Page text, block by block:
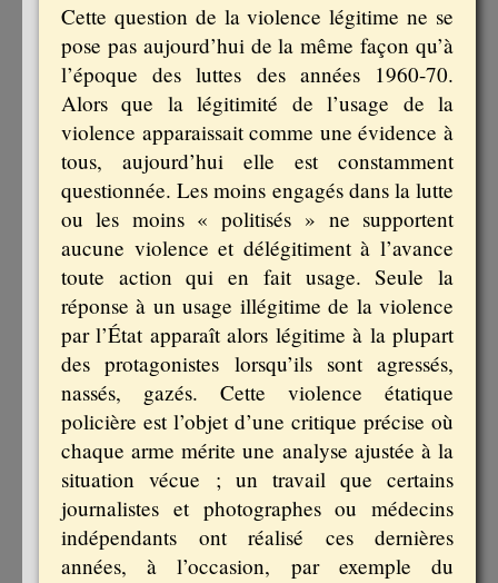
Cette question de la violence légitime ne se
pose pas aujourd’hui de la même façon qu’à
l’époque des luttes des années 1960-70.
Alors que la légitimité de l’usage de la
violence apparaissait comme une évidence à
tous, aujourd’hui elle est constamment
questionnée. Les moins engagés dans la lutte
ou les moins « politisés » ne supportent
aucune violence et délégitiment à l’avance
toute action qui en fait usage. Seule la
réponse à un usage illégitime de la violence
par l’État apparaît alors légitime à la plupart
des protagonistes lorsqu’ils sont agressés,
nassés, gazés. Cette violence étatique
policière est l’objet d’une critique précise où
chaque arme mérite une analyse ajustée à la
situation vécue ; un travail que certains
journalistes et photographes ou médecins
indépendants ont réalisé ces dernières
années, à l’occasion, par exemple du